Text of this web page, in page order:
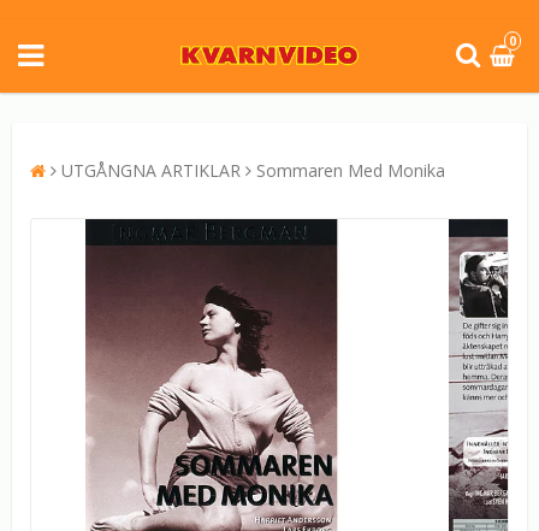
0
UTGÅNGNA ARTIKLAR Sommaren Med Monika